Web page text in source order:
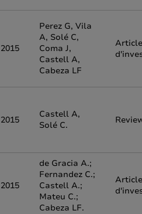
2015
Perez G, Vila
A, Solé C,
Coma J,
Castell A,
Cabeza LF
Article
2015
Castell A,
Solé C.
2015
de Gracia A.;
Fernandez C.;
Castell A.;
Mateu C.;
Cabeza LF.
Article